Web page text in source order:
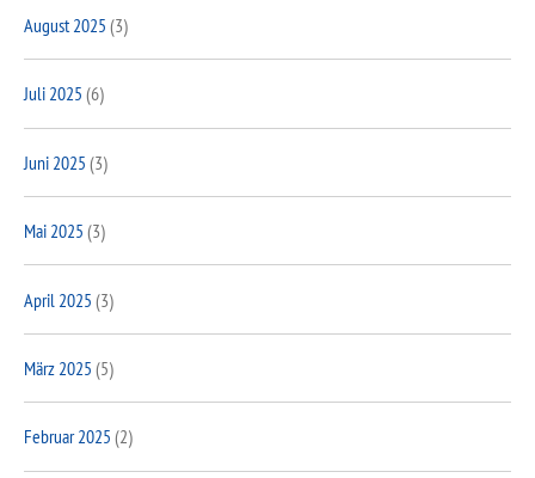
August 2025 (3)
Juli 2025 (6)
Juni 2025 (3)
Mai 2025 (3)
April 2025 (3)
März 2025 (5)
Februar 2025 (2)